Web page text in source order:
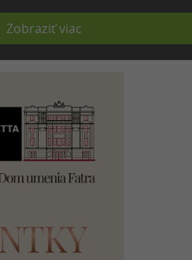
Zobraziť viac